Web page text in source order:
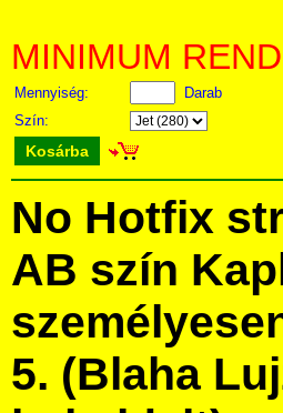
MINIMUM
Mennyiség:
Darab
Szín:
Kosárba
No Hotfix
AB szín
5. (Blaha